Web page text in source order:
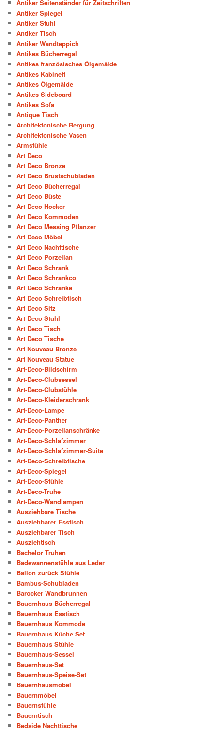
Antiker Seitenständer für Zeitschriften
Antiker Spiegel
Antiker Stuhl
Antiker Tisch
Antiker Wandteppich
Antikes Bücherregal
Antikes französisches Ölgemälde
Antikes Kabinett
Antikes Ölgemälde
Antikes Sideboard
Antikes Sofa
Antique Tisch
Architektonische Bergung
Architektonische Vasen
Armstühle
Art Deco
Art Deco Bronze
Art Deco Brustschubladen
Art Deco Bücherregal
Art Deco Büste
Art Deco Hocker
Art Deco Kommoden
Art Deco Messing Pflanzer
Art Deco Möbel
Art Deco Nachttische
Art Deco Porzellan
Art Deco Schrank
Art Deco Schrankco
Art Deco Schränke
Art Deco Schreibtisch
Art Deco Sitz
Art Deco Stuhl
Art Deco Tisch
Art Deco Tische
Art Nouveau Bronze
Art Nouveau Statue
Art-Deco-Bildschirm
Art-Deco-Clubsessel
Art-Deco-Clubstühle
Art-Deco-Kleiderschrank
Art-Deco-Lampe
Art-Deco-Panther
Art-Deco-Porzellanschränke
Art-Deco-Schlafzimmer
Art-Deco-Schlafzimmer-Suite
Art-Deco-Schreibtische
Art-Deco-Spiegel
Art-Deco-Stühle
Art-Deco-Truhe
Art-Deco-Wandlampen
Ausziehbare Tische
Ausziehbarer Esstisch
Ausziehbarer Tisch
Ausziehtisch
Bachelor Truhen
Badewannenstühle aus Leder
Ballon zurück Stühle
Bambus-Schubladen
Barocker Wandbrunnen
Bauernhaus Bücherregal
Bauernhaus Esstisch
Bauernhaus Kommode
Bauernhaus Küche Set
Bauernhaus Stühle
Bauernhaus-Sessel
Bauernhaus-Set
Bauernhaus-Speise-Set
Bauernhausmöbel
Bauernmöbel
Bauernstühle
Bauerntisch
Bedside Nachttische